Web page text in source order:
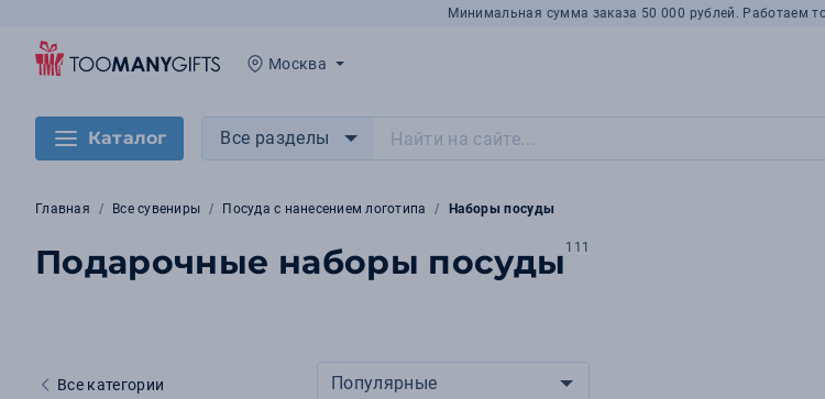
Минимальная сумма заказа 50 000 рублей. Работаем
Москва
Каталог Все разделы
Главная Все сувениры Посуда с нанесением логотипа Наборы посуды
Подарочные наборы посуды 111
Все категории Популярные